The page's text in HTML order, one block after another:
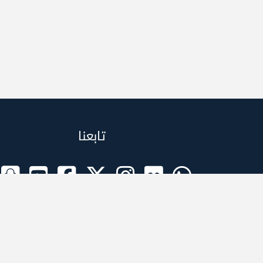
تابعنا